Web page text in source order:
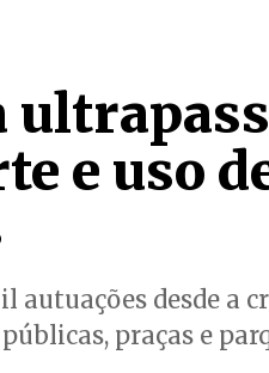
e uso
autuações desde a
praças e